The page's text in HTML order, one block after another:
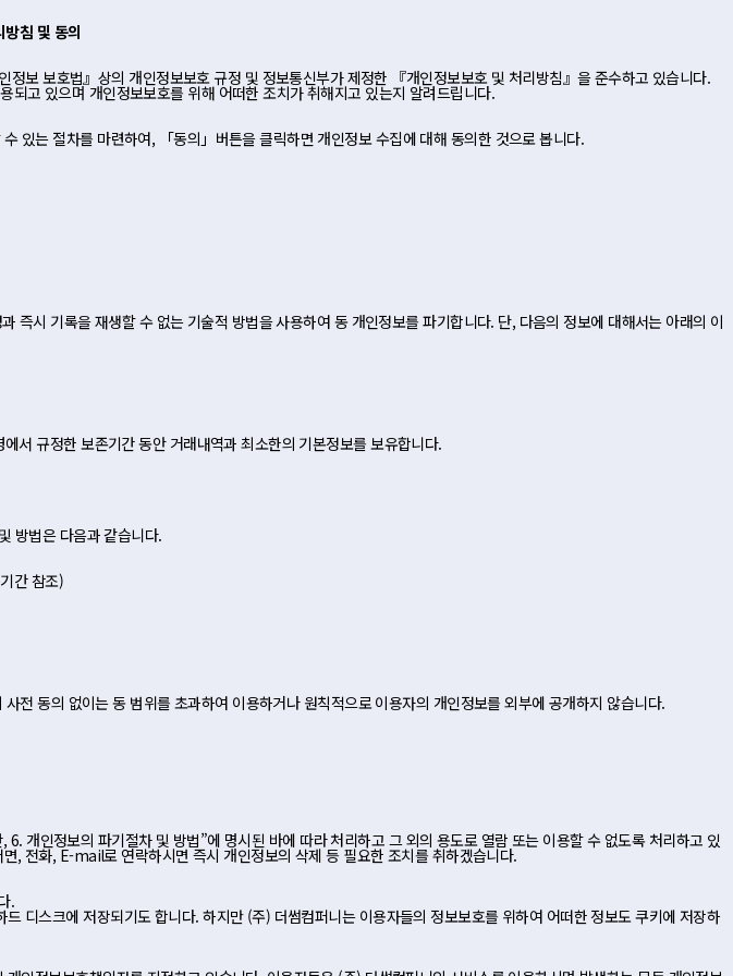
침 및 동의
보 보호법』상의 개인정보보호 규정 및 정보통신부가 제정한 『개인정보보호 및 처리방침』을 준수하고 있습니다.
되고 있으며 개인정보보호를 위해 어떠한 조치가 취해지고 있는지 알려드립니다.
있는 절차를 마련하여, 「동의」버튼을 클릭하면 개인정보 수집에 대해 동의한 것으로 봅니다.
시 기록을 재생할 수 없는 기술적 방법을 사용하여 동 개인정보를 파기합니다. 단, 다음의 정보에 대해서는 아래의 이
서 규정한 보존기간 동안 거래내역과 최소한의 기본정보를 보유합니다.
방법은 다음과 같습니다.
간 참조)
전 동의 없이는 동 범위를 초과하여 이용하거나 원칙적으로 이용자의 개인정보를 외부에 공개하지 않습니다.
개인정보의 파기절차 및 방법”에 명시된 바에 따라 처리하고 그 외의 용도로 열람 또는 이용할 수 없도록 처리하고 있
, 전화, E-mail로 연락하시면 즉시 개인정보의 삭제 등 필요한 조치를 취하겠습니다.
.
디스크에 저장되기도 합니다. 하지만 (주) 더썸컴퍼니는 이용자들의 정보보호를 위하여 어떠한 정보도 쿠키에 저장하